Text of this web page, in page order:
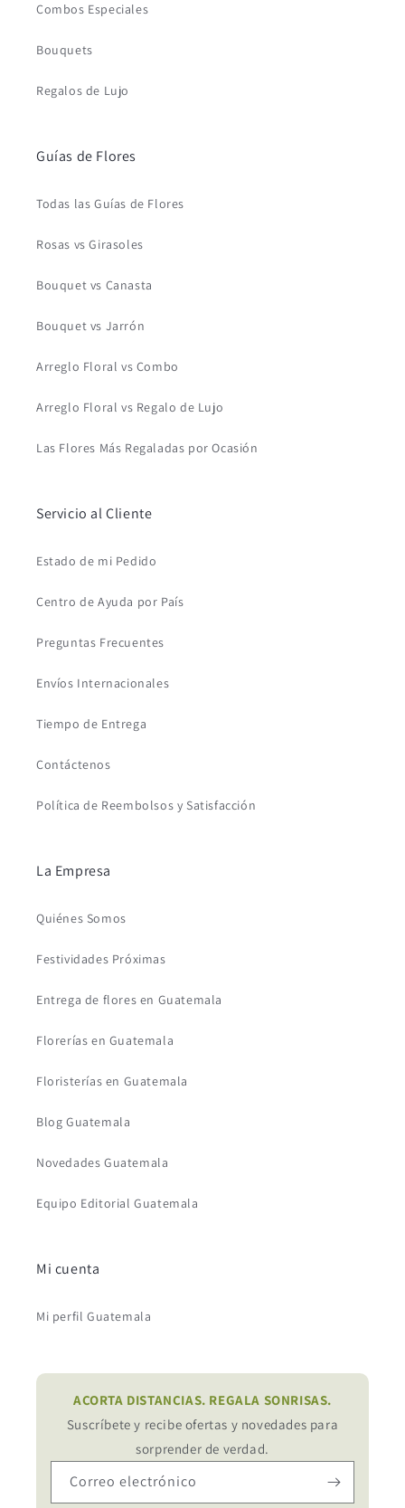
Combos Especiales
Bouquets
Regalos de Lujo
Guías de Flores
Todas las Guías de Flores
Rosas vs Girasoles
Bouquet vs Canasta
Bouquet vs Jarrón
Arreglo Floral vs Combo
Arreglo Floral vs Regalo de Lujo
Las Flores Más Regaladas por Ocasión
Servicio al Cliente
Estado de mi Pedido
Centro de Ayuda por País
Preguntas Frecuentes
Envíos Internacionales
Tiempo de Entrega
Contáctenos
Política de Reembolsos y Satisfacción
La Empresa
Quiénes Somos
Festividades Próximas
Entrega de flores en Guatemala
Florerías en Guatemala
Floristerías en Guatemala
Blog Guatemala
Novedades Guatemala
Equipo Editorial Guatemala
Mi cuenta
Mi perfil Guatemala
ACORTA DISTANCIAS. REGALA SONRISAS.
Suscríbete y recibe ofertas y novedades para
sorprender de verdad.
Correo electrónico